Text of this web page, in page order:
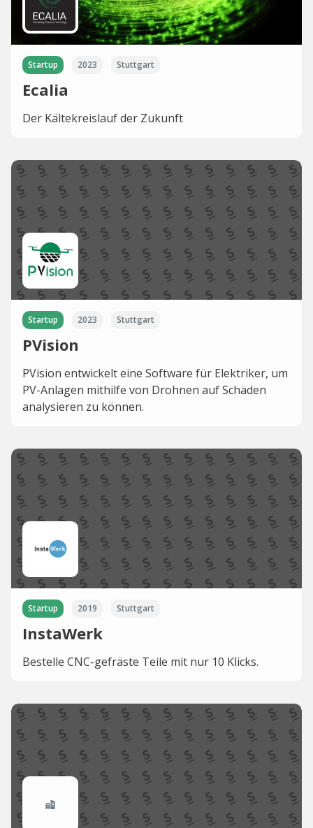
Startup 2023 Stuttgart
Ecalia
Der Kältekreislauf der Zukunft
Startup 2023 Stuttgart
PVision
PVision entwickelt eine Software für Elektriker, um
PV-Anlagen mithilfe von Drohnen auf Schäden
analysieren zu können.
Startup 2019 Stuttgart
InstaWerk
Bestelle CNC-gefräste Teile mit nur 10 Klicks.